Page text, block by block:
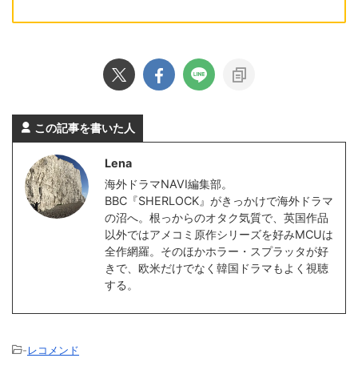
この記事を書いた人
Lena
海外ドラマNAVI編集部。
BBC『SHERLOCK』がきっかけで海外ドラマ
の沼へ。根っからのオタク気質で、英国作品
以外ではアメコミ原作シリーズを好みMCUは
全作網羅。そのほかホラー・スプラッタが好
きで、欧米だけでなく韓国ドラマもよく視聴
する。
-レコメンド